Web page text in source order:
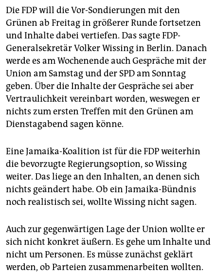
Die FDP will die Vor-Sondierungen mit den
Grünen ab Freitag in größerer Runde fortsetzen
und Inhalte dabei vertiefen. Das sagte FDP-
Generalsekretär Volker Wissing in Berlin. Danach
werde es am Wochenende auch Gespräche mit der
Union am Samstag und der SPD am Sonntag
geben. Über die Inhalte der Gespräche sei aber
Vertraulichkeit vereinbart worden, weswegen er
nichts zum ersten Treffen mit den Grünen am
Dienstagabend sagen könne.
Eine Jamaika-Koalition ist für die FDP weiterhin
die bevorzugte Regierungsoption, so Wissing
weiter. Das liege an den Inhalten, an denen sich
nichts geändert habe. Ob ein Jamaika-Bündnis
noch realistisch sei, wollte Wissing nicht sagen.
Auch zur gegenwärtigen Lage der Union wollte er
sich nicht konkret äußern. Es gehe um Inhalte und
nicht um Personen. Es müsse zunächst geklärt
werden, ob Parteien zusammenarbeiten wollten.